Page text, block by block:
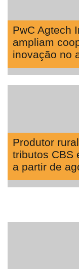
PwC Agtech
ampliam
inovação no
Produtor
tributos CBS
a partir de